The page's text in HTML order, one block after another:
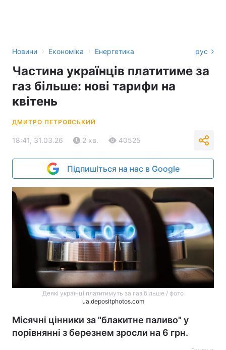
Новини › Економіка › Енергетика рус
Частина українців платитиме за
газ більше: нові тарифи на
квітень
ДМИТРО ПЕТРОВСЬКИЙ
18:41, 31.03.26 2 хв. 40525
Підпишіться на нас в Google
Деякі українці платитимуть за газ більше / фото
ua.depositphotos.com
Місячні цінники за "блакитне паливо" у
порівнянні з березнем зросли на 6 грн.